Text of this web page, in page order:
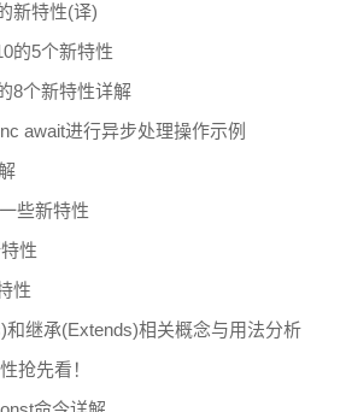
新特性(译)
的5个新特性
8个新特性详解
await进行异步处理操作示例
些新特性
性
性
和继承(Extends)相关概念与用法分析
抢先看！